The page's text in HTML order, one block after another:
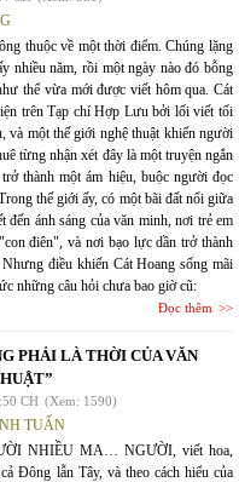
thuộc về một thời điểm. Chúng lặng
nhiều năm, rồi một ngày nào đó bỗng
thể vừa mới được viết hôm qua. Cát
trên Tạp chí Hợp Lưu bởi lối viết tối
và một thế giới nghệ thuật khiến người
từng nhận xét đây là một truyện ngắn
thành một ám hiệu, buộc người đọc
thế giới ấy, có một bãi đất nổi giữa
ánh sáng của văn minh, nơi trẻ em
điên", và nơi bạo lực dần trở thành
điều khiến Cát Hoang sống mãi
những câu hỏi chưa bao giờ cũ:
Đọc thêm
PHẢI LÀ THỜI CỦA VĂN
CH (Xem: 1590)
TUẤN
NHIỀU MA… NGƯỜI, viết hoa,
Đông lẫn Tây, và theo cách hiểu của